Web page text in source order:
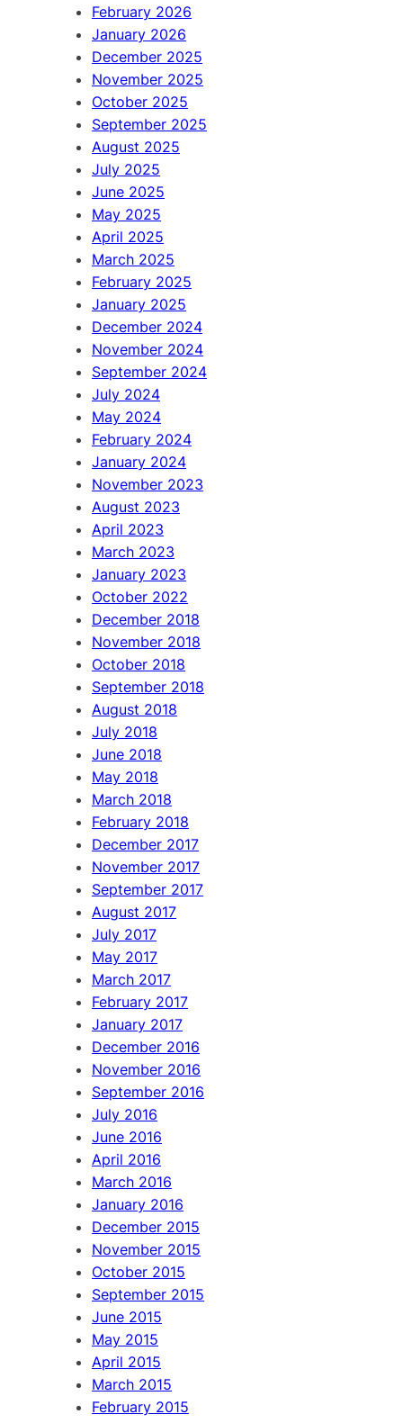
February 2026
January 2026
December 2025
November 2025
October 2025
September 2025
August 2025
July 2025
June 2025
May 2025
April 2025
March 2025
February 2025
January 2025
December 2024
November 2024
September 2024
July 2024
May 2024
February 2024
January 2024
November 2023
August 2023
April 2023
March 2023
January 2023
October 2022
December 2018
November 2018
October 2018
September 2018
August 2018
July 2018
June 2018
May 2018
March 2018
February 2018
December 2017
November 2017
September 2017
August 2017
July 2017
May 2017
March 2017
February 2017
January 2017
December 2016
November 2016
September 2016
July 2016
June 2016
April 2016
March 2016
January 2016
December 2015
November 2015
October 2015
September 2015
June 2015
May 2015
April 2015
March 2015
February 2015